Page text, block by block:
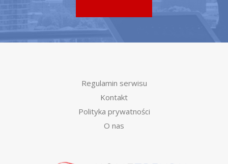
Regulamin serwisu
Kontakt
Polityka prywatności
O nas